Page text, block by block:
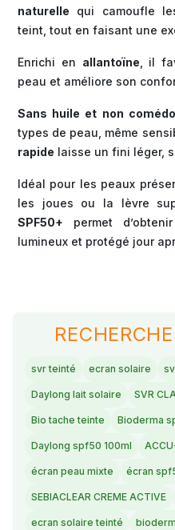
naturelle qui camoufle
teint, tout en faisant une
Enrichi en allantoïne , il
peau et améliore son
Sans huile et non
types de peau, même
rapide laisse un fini léger,
Idéal pour les peaux
les joues ou la lèvre
SPF50+ permet
lumineux et protégé jour
svr teinté ecran solaire
Daylong lait solaire SVR
Bio tache teinte Bioderma
Daylong spf50 100ml
écran peau mixte écran
SEBIACLEAR CREME ACTIVE
ecran solaire teinté